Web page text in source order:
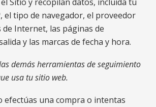
el tipo de navegador, el proveedor
de Internet, las páginas de
y las marcas de fecha y hora.
demás herramientas de seguimiento
usa tu sitio web.
efectúas una compra o intentas